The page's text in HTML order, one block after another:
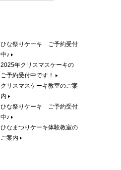
ひな祭りケーキ ご予約受付
中♪
2025年クリスマスケーキの
ご予約受付中です！
クリスマスケーキ教室のご案
内
ひな祭りケーキ ご予約受付
中♪
ひなまつりケーキ体験教室の
ご案内